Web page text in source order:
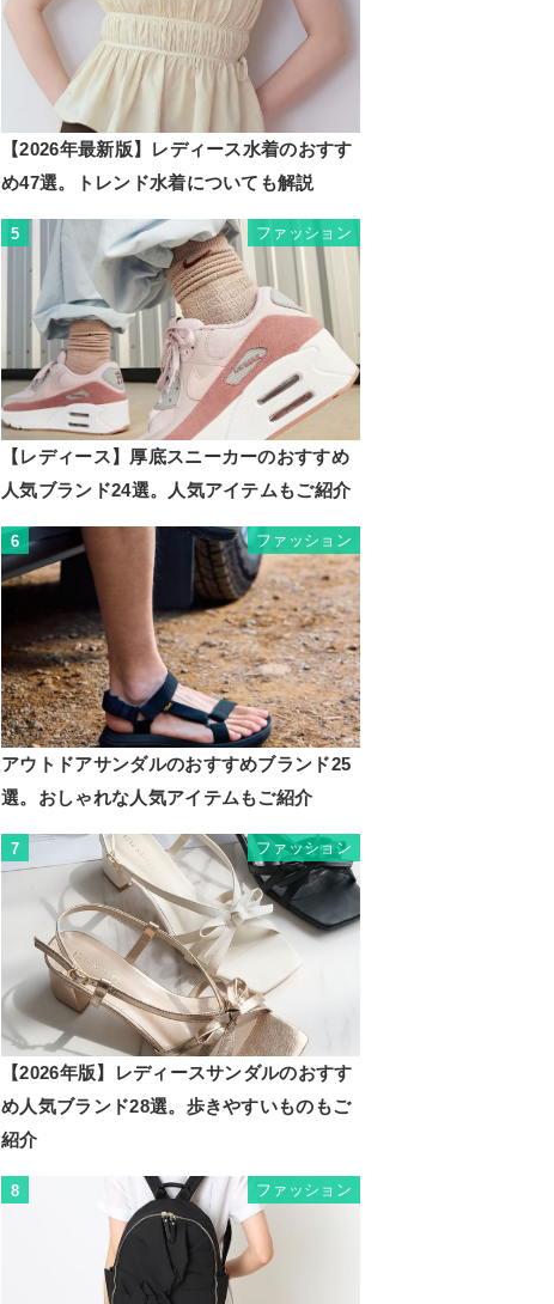
【2026年最新版】レディース水着のおすす
め47選。トレンド水着についても解説
5 ファッション
【レディース】厚底スニーカーのおすすめ
人気ブランド24選。人気アイテムもご紹介
6 ファッション
アウトドアサンダルのおすすめブランド25
選。おしゃれな人気アイテムもご紹介
7 ファッション
【2026年版】レディースサンダルのおすす
め人気ブランド28選。歩きやすいものもご
紹介
8 ファッション